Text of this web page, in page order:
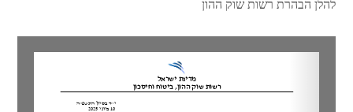
להלן הבהרת רשות שוק ההון